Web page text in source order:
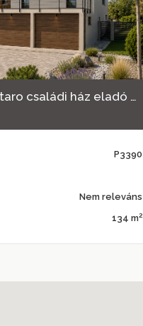
Prémium Nestaro családi ház eladó Pécs–Piricsizmán
P3390
Nem releváns
134 m2